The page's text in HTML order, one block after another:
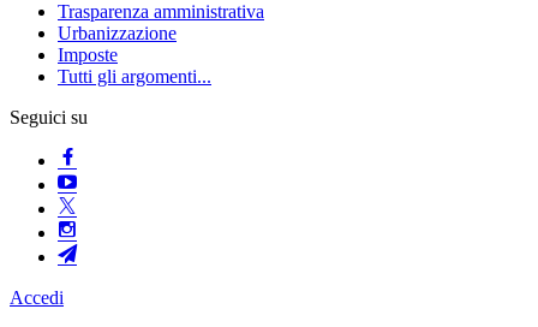
Trasparenza amministrativa
Urbanizzazione
Imposte
Tutti gli argomenti...
Seguici su
Accedi